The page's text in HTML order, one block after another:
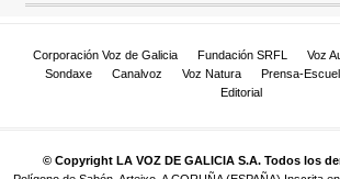
Corporación Voz de Galicia Fundación SRFL Voz
Sondaxe
Canalvoz Voz Natura Prensa-
Editorial
© Copyright LA VOZ DE GALICIA S.A. Todos los